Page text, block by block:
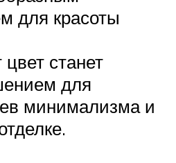
для красоты
станет
для
минимализма и